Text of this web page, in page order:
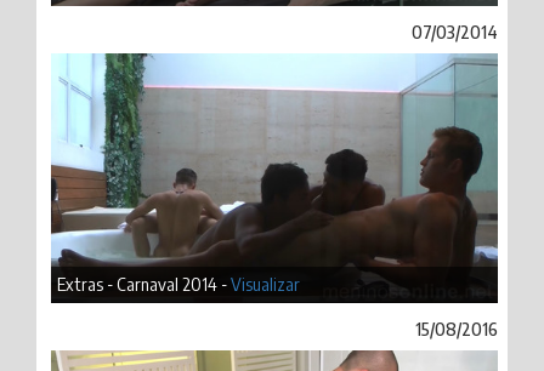
07/03/2014
Extras - Carnaval 2014 -Visualizar
15/08/2016